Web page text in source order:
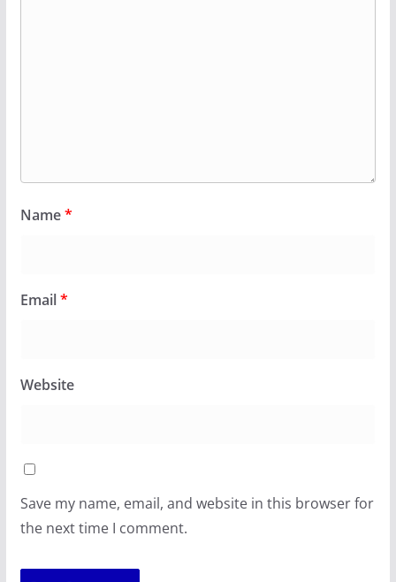
Name*
Email*
Website
Save my name, email, and website in this browser for
the next time I comment.